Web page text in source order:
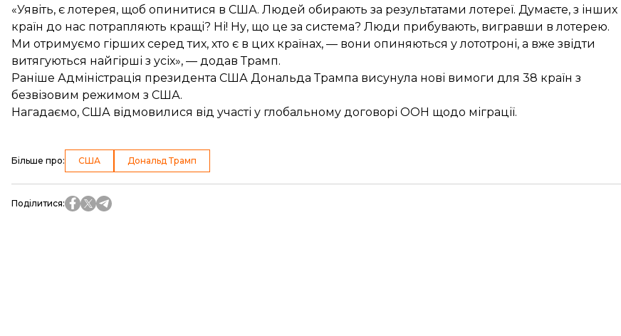
«Уявіть, є лотерея, щоб опинитися в США. Людей обирають за результатами лотереї. Думаєте, з інших
країн до нас потрапляють кращі? Ні! Ну, що це за система? Люди прибувають, вигравши в лотерею.
Ми отримуємо гірших серед тих, хто є в цих країнах, — вони опиняються у лототроні, а вже звідти
витягуються найгірші з усіх», — додав Трамп.
Раніше Адміністрація президента США Дональда Трампа висунула нові вимоги для 38 країн з
безвізовим режимом з США.
Нагадаємо, США відмовилися від участі у глобальному договорі ООН щодо міграції.
Більше про: США Дональд Трамп
Поділитися: